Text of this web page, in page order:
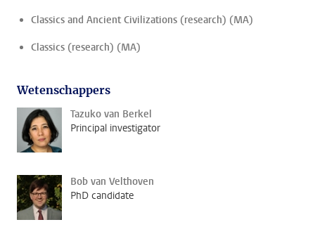
Classics and Ancient Civilizations (research) (MA)
Classics (research) (MA)
Wetenschappers
Tazuko van Berkel
Principal investigator
Bob van Velthoven
PhD candidate